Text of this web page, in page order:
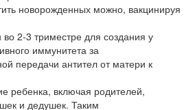
новорожденных можно, вакцинируя
2-3 триместре для создания у
иммунитета за
передачи антител от матери к
ребенка, включая родителей,
и дедушек. Таким